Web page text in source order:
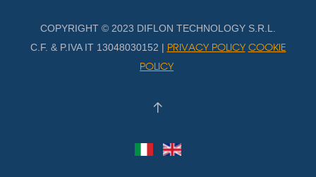
COPYRIGHT © 2023 DIFLON TECHNOLOGY S.R.L.
C.F. & P.IVA IT 13048030152 | PRIVACY POLICY COOKIE
POLICY